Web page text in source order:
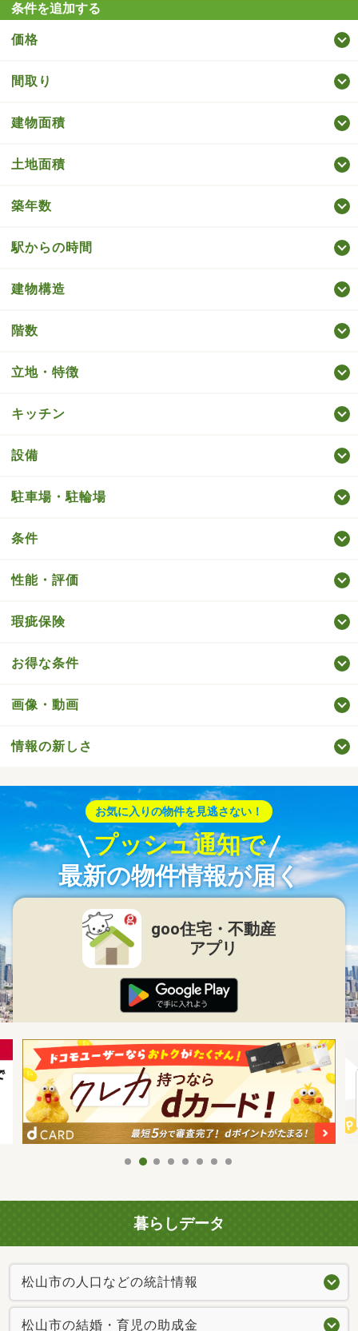
条件を追加する
価格
間取り
建物面積
土地面積
築年数
駅からの時間
建物構造
階数
立地・特徴
キッチン
設備
駐車場・駐輪場
条件
性能・評価
瑕疵保険
お得な条件
画像・動画
情報の新しさ
お気に入りの物件を見逃さない！
プッシュ通知で
最新の物件情報が届く
goo住宅・不動産
アプリ
暮らしデータ
松山市の人口などの統計情報
松山市の結婚・育児の助成金